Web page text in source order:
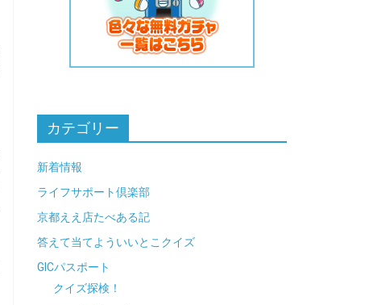
カテゴリー
新着情報
ライフサポート倶楽部
京都ええ店たべある記
答えて当てよういいとこクイズ
GICパスポート
クイズ探検！